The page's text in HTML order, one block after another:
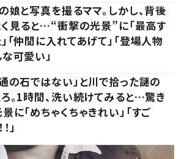
娘と写真を撮るママ。しかし、背後
見ると…“衝撃の光景”に「最高す
「仲間に入れてあげて」「登場人物
可愛い」
の石ではない」と川で拾った謎の
。1時間、洗い続けてみると…驚き
に「めちゃくちゃきれい」「すご
」